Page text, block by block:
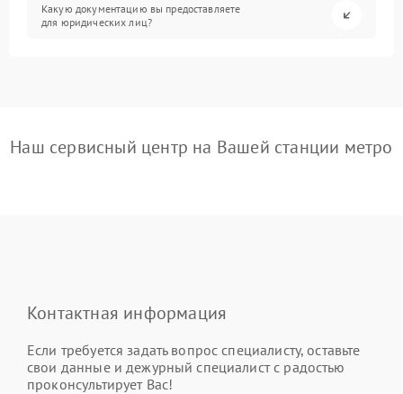
Какую документацию вы предоставляете
для юридических лиц?
Наш сервисный центр на Вашей станции метро
Контактная информация
Если требуется задать вопрос специалисту, оставьте
свои данные и дежурный специалист с радостью
проконсультирует Вас!